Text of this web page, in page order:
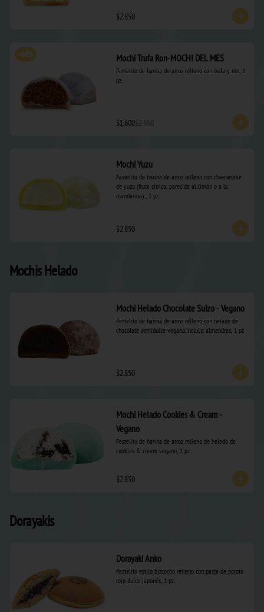
$2.850
-44% Mochi Trufa Ron-MOCHI DEL MES
Pastelito de harina de arroz relleno con trufa y ron, 1
pz.
$1.600$2.850
Mochi Yuzu
Pastelito de harina de arroz relleno con cheesecake
de yuzu (fruta cítrica, parecida al limón o a la
mandarina) , 1 pz.
$2.850
Mochis Helado
Mochi Helado Chocolate Suizo - Vegano
Pastelito de harina de arroz relleno con helado de
chocolate semidulce vegano.incluye almendras, 1 pz
$2.850
Mochi Helado Cookies & Cream -
Vegano
Pastelito de harina de arroz relleno de helado de
cookies & cream vegano, 1 pz
$2.850
Dorayakis
Dorayaki Anko
Pastelito estilo bizcocho relleno con pasta de poroto
rojo dulce japonés, 1 pz.